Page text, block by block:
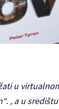
u
, a u